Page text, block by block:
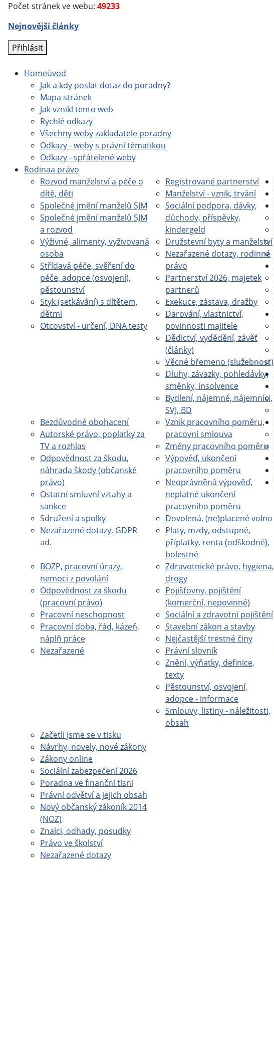
Počet stránek ve webu: 49233
Nejnovější články
Přihlásit
Homeúvod
Jak a kdy poslat dotaz do poradny?
Mapa stránek
Jak vznikl tento web
Rychlé odkazy
Všechny weby zakladatele poradny
Odkazy - weby s právní tématikou
Odkazy - spřátelené weby
Rodinaa právo
Rozvod manželství a péče o
dítě, děti
Společné jmění manželů SJM
Společné jmění manželů SJM
a rozvod
Výživné, alimenty, vyživovaná
osoba
Střídavá péče, svěření do
péče, adopce (osvojení),
pěstounství
Styk (setkávání) s dítětem,
dětmi
Otcovství - určení, DNA testy
Registrované partnerství
Manželství - vznik, trvání
Sociální podpora, dávky,
důchody, příspěvky,
kindergeld
Družstevní byty a manželství
Nezařazené dotazy, rodinné
právo
Partnerství 2026, majetek
partnerů
Exekuce, zástava, dražby
Darování, vlastnictví,
povinnosti majitele
Dědictví, vydědění, závěť
(články)
Věcné břemeno (služebnost)
Dluhy, závazky, pohledávky,
směnky, insolvence
Bydlení, nájemné, nájemníci,
SVJ, BD
Bezdůvodné obohacení
Autorské právo, poplatky za
TV a rozhlas
Odpovědnost za škodu,
náhrada škody (občanské
právo)
Ostatní smluvní vztahy a
sankce
Sdružení a spolky
Nezařazené dotazy, GDPR
ad.
Vznik pracovního poměru,
pracovní smlouva
Změny pracovního poměru
Výpověď, ukončení
pracovního poměru
Neoprávněná výpověď,
neplatné ukončení
pracovního poměru
Dovolená, (ne)placené volno
Platy, mzdy, odstupné,
příplatky, renta (odškodné),
bolestné
BOZP, pracovní úrazy,
nemoci z povolání
Odpovědnost za škodu
(pracovní právo)
Pracovní neschopnost
Pracovní doba, řád, kázeň,
náplň práce
Nezařazené
Zdravotnické právo, hygiena,
drogy
Pojišťovny, pojištění
(komerční, nepovinné)
Sociální a zdravotní pojištění
Stavební zákon a stavby
Nejčastější trestné činy
Právní slovník
Znění, výňatky, definice,
texty
Pěstounství, osvojení,
adopce - informace
Smlouvy, listiny - náležitosti,
obsah
Začetli jsme se v tisku
Návrhy, novely, nové zákony
Zákony online
Sociální zabezpečení 2026
Poradna ve finanční tísni
Právní odvětví a jejich obsah
Nový občanský zákoník 2014
(NOZ)
Znalci, odhady, posudky
Právo ve školství
Nezařazené dotazy